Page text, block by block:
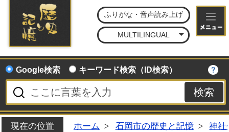
石
ふりがな・音声読み上げ
MULTILINGUAL
Google検索 キーワード検索（ID検索）
現在の位置 ホーム 石岡市の歴史と記憶 神社